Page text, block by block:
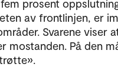
prosent
av frontlinjen, er
Svarene viser
mostanden. På den